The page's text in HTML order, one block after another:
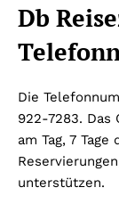
Db
Die
922-7283. Das
am Tag, 7
unterstützen.